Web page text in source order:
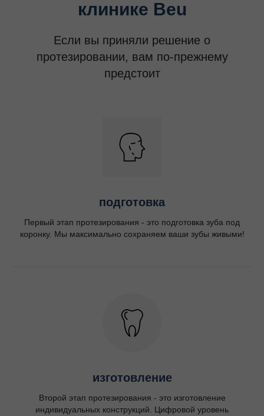
клинике Beu
Если вы приняли решение о
протезировании, вам по-прежнему
предстоит
подготовка
Первый этап протезирования - это подготовка зуба под
коронку. Мы максимально сохраняем ваши зубы живыми!
изготовление
Второй этап протезирования - это изготовление
индивидуальных конструкций. Цифровой уровень